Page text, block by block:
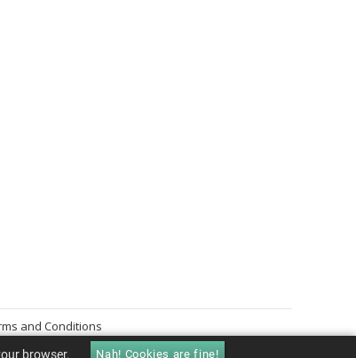
and Conditions
browser. Nah! Cookies are fine!